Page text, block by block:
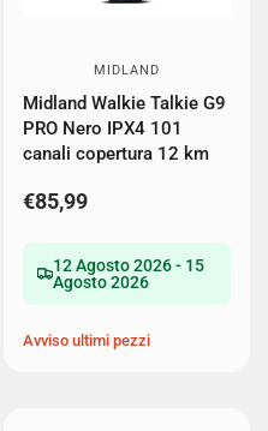
MIDLAND
Midland Walkie Talkie G9
PRO Nero IPX4 101
canali copertura 12 km
€85,99
12 Agosto 2026 - 15
Agosto 2026
Avviso ultimi pezzi